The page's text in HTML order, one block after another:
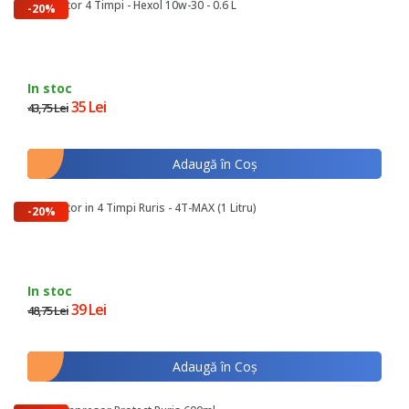
-20%
Ulei Motor 4 Timpi - Hexol 10w-30 - 0.6 L
In stoc
43,75 Lei35 Lei
Adaugă în Coş
-20%
Ulei Motor in 4 Timpi Ruris - 4T-MAX (1 Litru)
In stoc
48,75 Lei39 Lei
Adaugă în Coş